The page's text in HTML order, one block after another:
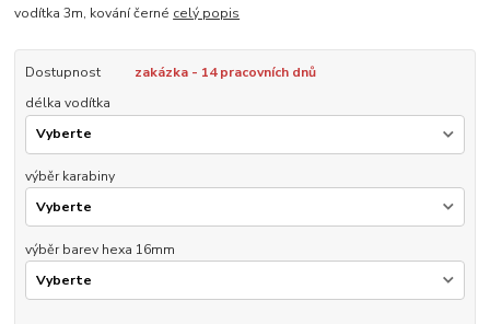
vodítka 3m, kování černé celý popis
Dostupnost
zakázka - 14 pracovních dnů
délka vodítka
výběr karabiny
výběr barev hexa 16mm